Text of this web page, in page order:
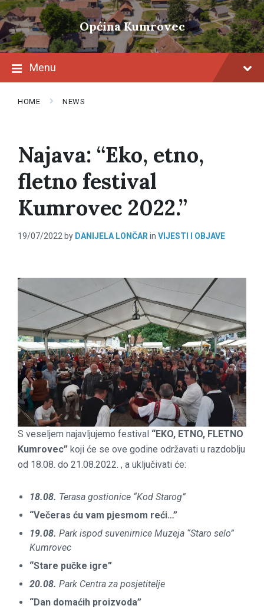
Skip
to
content
Skip
to
main
navigation
Skip
to
footer
Općina Kumrovec
Menu
HOME NEWS
Najava: “Eko, etno,
fletno festival
Kumrovec 2022.”
19/07/2022 by DANIJELA LONČAR in VIJESTI I OBJAVE
S veseljem najavljujemo festival “EKO, ETNO, FLETNO
Kumrovec” koji će se ove godine održavati u razdoblju
od 18.08. do 21.08.2022. , a uključivati će:
18.08. Terasa gostionice “Kod Starog”
“Večeras ću vam pjesmom reći…”
19.08. Park ispod suvenirnice Muzeja “Staro selo”
Kumrovec
“Stare pučke igre”
20.08. Park Centra za posjetitelje
“Dan domaćih proizvoda”